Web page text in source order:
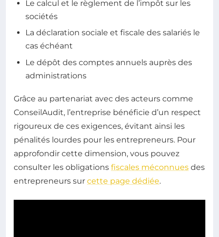
Le calcul et le règlement de l’impôt sur les
sociétés
La déclaration sociale et fiscale des salariés le
cas échéant
Le dépôt des comptes annuels auprès des
administrations
Grâce au partenariat avec des acteurs comme
ConseilAudit, l’entreprise bénéficie d’un respect
rigoureux de ces exigences, évitant ainsi les
pénalités lourdes pour les entrepreneurs. Pour
approfondir cette dimension, vous pouvez
consulter les obligations fiscales méconnues des
entrepreneurs sur cette page dédiée.